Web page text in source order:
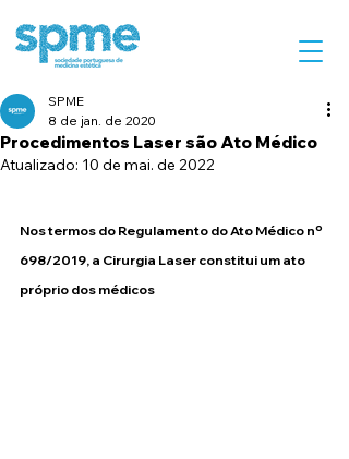
Procedimentos Laser são Ato Médico
SPME
8 de jan. de 2020
Atualizado: 10 de mai. de 2022
Nos termos do Regulamento do Ato Médico nº
698/2019, a Cirurgia Laser constitui um ato
próprio dos médicos